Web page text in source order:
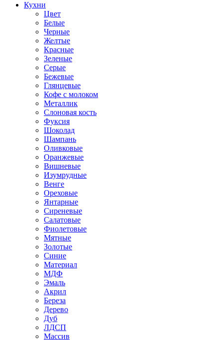
Кухни
Цвет
Белые
Черные
Желтые
Красные
Зеленые
Серые
Бежевые
Глянцевые
Кофе с молоком
Металлик
Слоновая кость
Фуксия
Шоколад
Шампань
Оливковые
Оранжевые
Вишневые
Изумрудные
Венге
Ореховые
Янтарные
Сиреневые
Салатовые
Фиолетовые
Мятные
Золотые
Синие
Материал
МДФ
Эмаль
Акрил
Береза
Дерево
Дуб
ЛДСП
Массив